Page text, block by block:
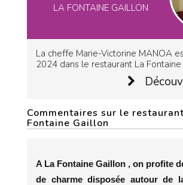
LA FONTAINE GAILLON
La cheffe Marie-Victorine MANOA
2024 dans le restaurant La Fontaine
Commentaires sur le
Fontaine Gaillon
A La Fontaine Gaillon , on profite
de charme disposée autour de